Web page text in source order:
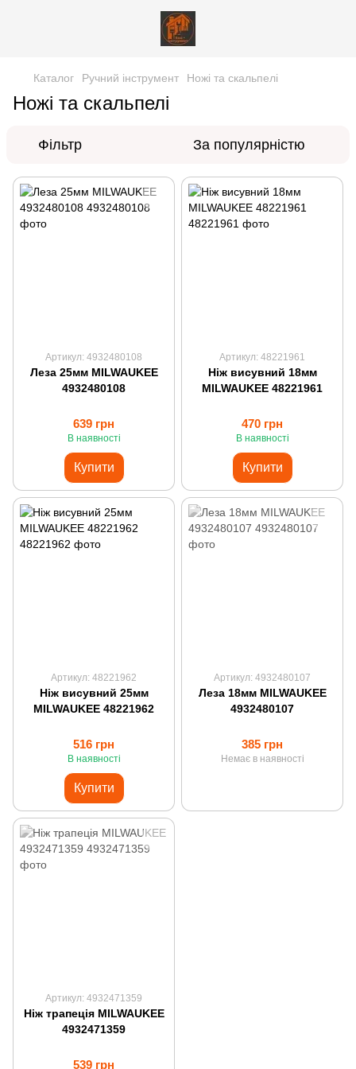
Каталог Ручний інструмент Ножі та скальпелі
Ножі та скальпелі
Фільтр За популярністю
Артикул: 4932480108
Леза 25мм MILWAUKEE
4932480108
639 грн
В наявності
Купити
Артикул: 48221961
Ніж висувний 18мм
MILWAUKEE 48221961
470 грн
В наявності
Купити
Артикул: 48221962
Ніж висувний 25мм
MILWAUKEE 48221962
516 грн
В наявності
Купити
Артикул: 4932480107
Леза 18мм MILWAUKEE
4932480107
385 грн
Немає в наявності
Артикул: 4932471359
Ніж трапеція MILWAUKEE
4932471359
539 грн